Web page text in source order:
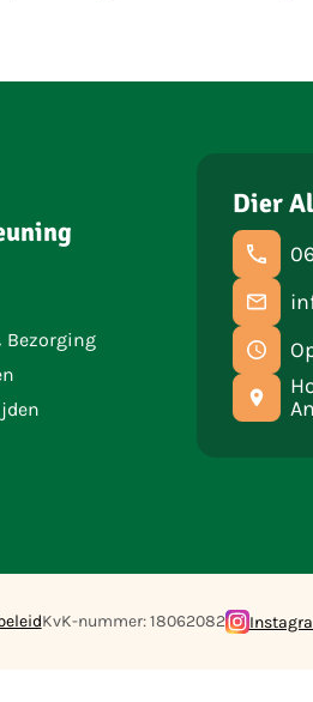
Bezorging
Dier
KvK-nummer: 18062082